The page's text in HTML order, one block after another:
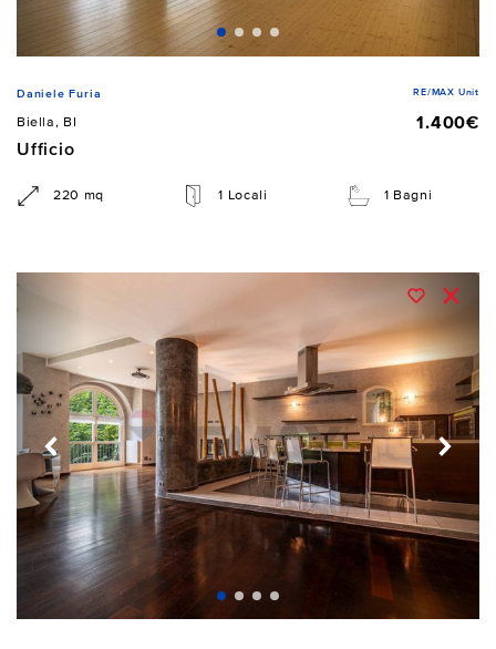
Daniele Furia RE/MAX Unit
Biella, BI
1.400€
Ufficio
220 mq 1 Locali 1 Bagni